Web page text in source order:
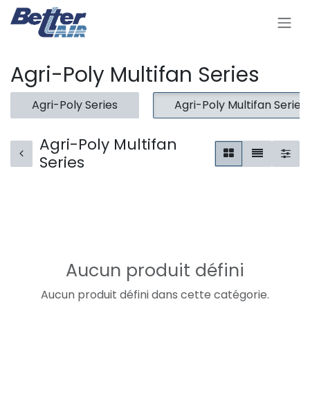
Se rendre au contenu
Agri-Poly Multifan Series
Agri-Poly Series Agri-Poly Multifan Series
Agri-Poly Multifan
Series
Aucun produit défini
Aucun produit défini dans cette catégorie.